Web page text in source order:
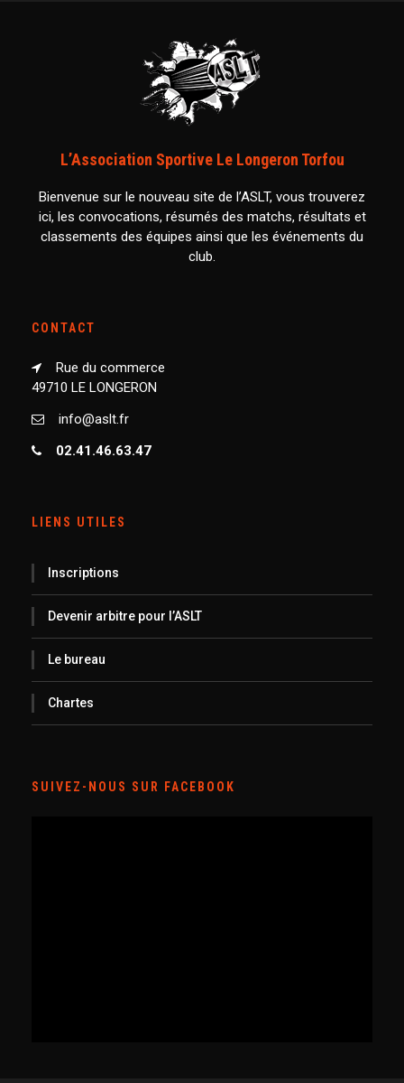
L’Association Sportive Le Longeron Torfou
Bienvenue sur le nouveau site de l’ASLT, vous trouverez
ici, les convocations, résumés des matchs, résultats et
classements des équipes ainsi que les événements du
club.
CONTACT
Rue du commerce
49710 LE LONGERON
info@aslt.fr
02.41.46.63.47
LIENS UTILES
Inscriptions
Devenir arbitre pour l’ASLT
Le bureau
Chartes
SUIVEZ-NOUS SUR FACEBOOK